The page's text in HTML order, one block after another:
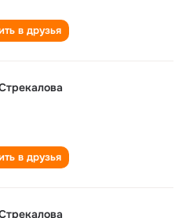
в друзья
в друзья